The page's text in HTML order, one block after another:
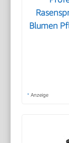
Blumen
* Anzeige